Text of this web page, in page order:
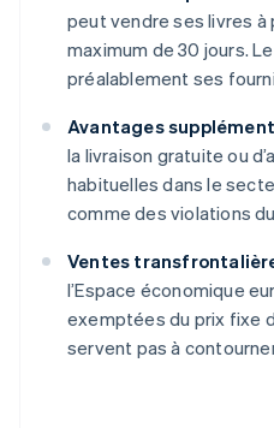
peut vendre ses livres à
maximum de 30 jours.
préalablement ses
Avantages
la livraison gratuite ou
habituelles dans le
comme des violations
Ventes
l’Espace économique
exemptées du prix fixe
servent pas à